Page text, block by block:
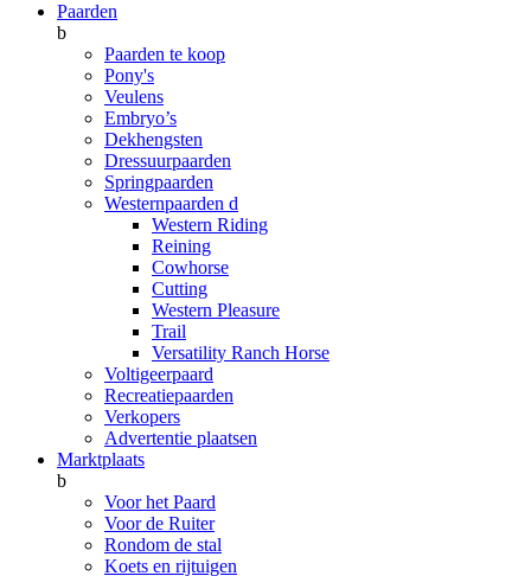
Paarden
b
Paarden te koop
Pony's
Veulens
Embryo’s
Dekhengsten
Dressuurpaarden
Springpaarden
Westernpaarden d
Western Riding
Reining
Cowhorse
Cutting
Western Pleasure
Trail
Versatility Ranch Horse
Voltigeerpaard
Recreatiepaarden
Verkopers
Advertentie plaatsen
Marktplaats
b
Voor het Paard
Voor de Ruiter
Rondom de stal
Koets en rijtuigen